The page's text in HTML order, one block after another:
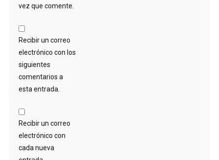
vez que comente.
Recibir un correo
electrónico con los
siguientes
comentarios a
esta entrada.
Recibir un correo
electrónico con
cada nueva